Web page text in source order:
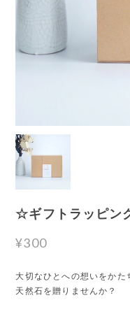
☆ギフトラッピン
¥300
大切なひとへの想いをかた
天然石を贈りませんか？